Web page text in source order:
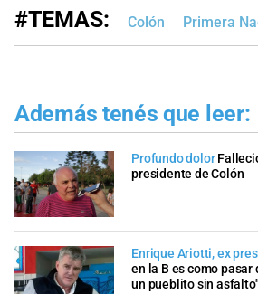
#TEMAS: Colón Primera
Además tenés que leer:
Profundo dolor
presidente de Colón
Enrique Ariotti, ex
en la B es como pasar
un pueblito sin asfalto"